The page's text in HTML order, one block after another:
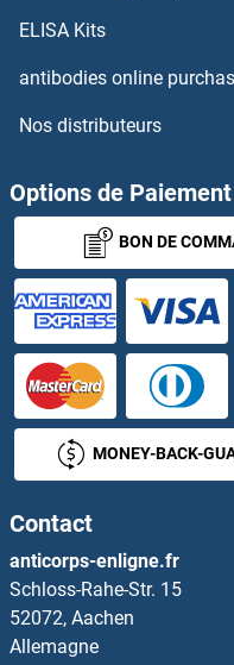
CLCC1 Anticorps
CLCF1 Anticorps
CLCN1 Anticorps
CLCN2 Anticorps
CLCN3 Anticorps
CLCN4 Anticorps
CLCN6 Anticorps
CLCN7 Anticorps
CLCNKA Anticorps
CLCNKB Anticorps
CLDN10 Anticorps
ELISA Kits
antibodies online
Nos distributeurs
Options de Paiement
BON DE
MONEY-BACK-
Contact
anticorps-enligne.fr
Schloss-Rahe-Str. 15
52072, Aachen
Allemagne